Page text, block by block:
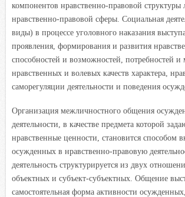
компонентов нравственно-правовой структуры
нравственно-правовой сферы. Социальная
виды) в процессе уголовного наказания
проявления, формирования и развития
способностей и возможностей, потребностей и
нравственных и волевых качеств характера,
саморегуляции деятельности и поведения
Организация межличностного общения
деятельности, в качестве предмета которой
нравственные ценности, становится способом
осужденных в нравственно-правовую
деятельность структурируется из двух
объектных и субъект-субъектных. Общение
самостоятельная форма активности осужденных,